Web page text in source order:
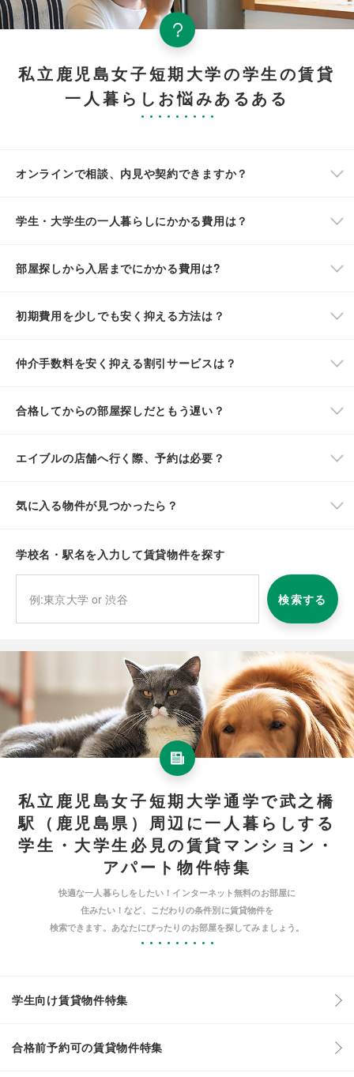
私立鹿児島女子短期大学の学生の賃貸
一人暮らしお悩みあるある
オンラインで相談、内見や契約できますか？
学生・大学生の一人暮らしにかかる費用は？
部屋探しから入居までにかかる費用は?
初期費用を少しでも安く抑える方法は？
仲介手数料を安く抑える割引サービスは？
合格してからの部屋探しだともう遅い？
エイブルの店舗へ行く際、予約は必要？
気に入る物件が見つかったら？
学校名・駅名を入力して賃貸物件を探す
検索する
私立鹿児島女子短期大学通学で武之橋
駅（鹿児島県）周辺に一人暮らしする
学生・大学生必見の賃貸マンション・
アパート物件特集
快適な一人暮らしをしたい！インターネット無料のお部屋に
住みたい！など、こだわりの条件別に賃貸物件を
検索できます。あなたにぴったりのお部屋を探してみましょう。
学生向け賃貸物件特集
合格前予約可の賃貸物件特集